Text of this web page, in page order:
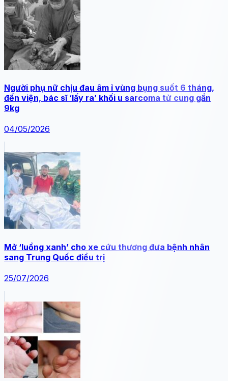
Người phụ nữ chịu đau âm ỉ vùng bụng suốt 6 tháng,
đến viện, bác sĩ ‘lấy ra’ khối u sarcoma tử cung gần
9kg
04/05/2026
Mở ‘luồng xanh’ cho xe cứu thương đưa bệnh nhân
sang Trung Quốc điều trị
25/07/2026